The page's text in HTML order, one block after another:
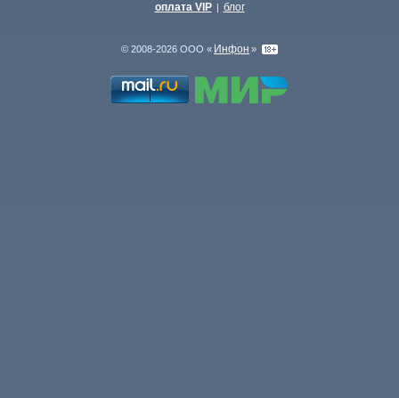
оплата VIP | блог
© 2008-2026 ООО « Инфон »